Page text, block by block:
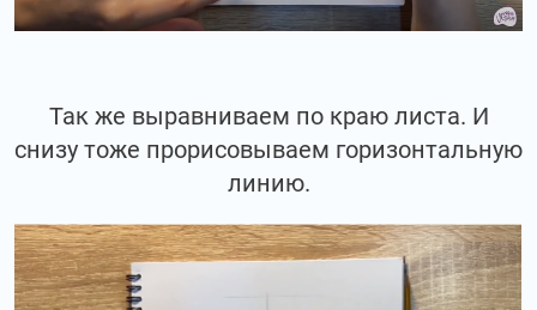
Так же выравниваем по краю листа. И
снизу тоже прорисовываем горизонтальную
линию.